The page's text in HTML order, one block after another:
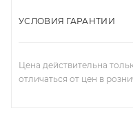
УСЛОВИЯ ГАРАНТИИ
Цена действительна
отличаться от цен в